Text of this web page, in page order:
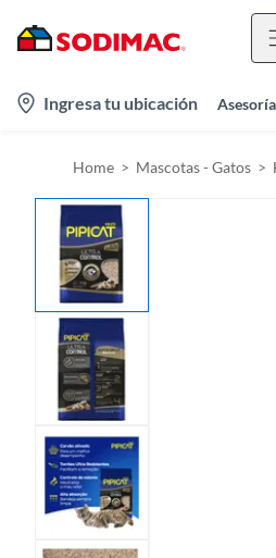
Ingresa tu ubicación Asesoría
Home Mascotas - Gatos